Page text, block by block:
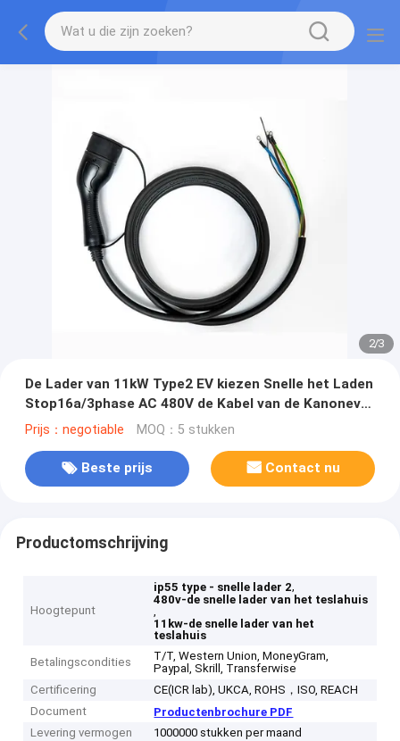
2/3
De Lader van 11kW Type2 EV kiezen Snelle het Laden
Stop16a/3phase AC 480V de Kabel van de Kanonev
Lader uit
Prijs：negotiable MOQ：5 stukken
Beste prijs Contact nu
Productomschrijving
Hoogtepunt
ip55 type - snelle lader 2,
480v-de snelle lader van het teslahuis
,
11kw-de snelle lader van het
teslahuis
Betalingscondities
T/T, Western Union, MoneyGram,
Paypal, Skrill, Transferwise
Certificering
CE(ICR lab), UKCA, ROHS，ISO, REACH
Document
Productenbrochure PDF
Levering vermogen
1000000 stukken per maand